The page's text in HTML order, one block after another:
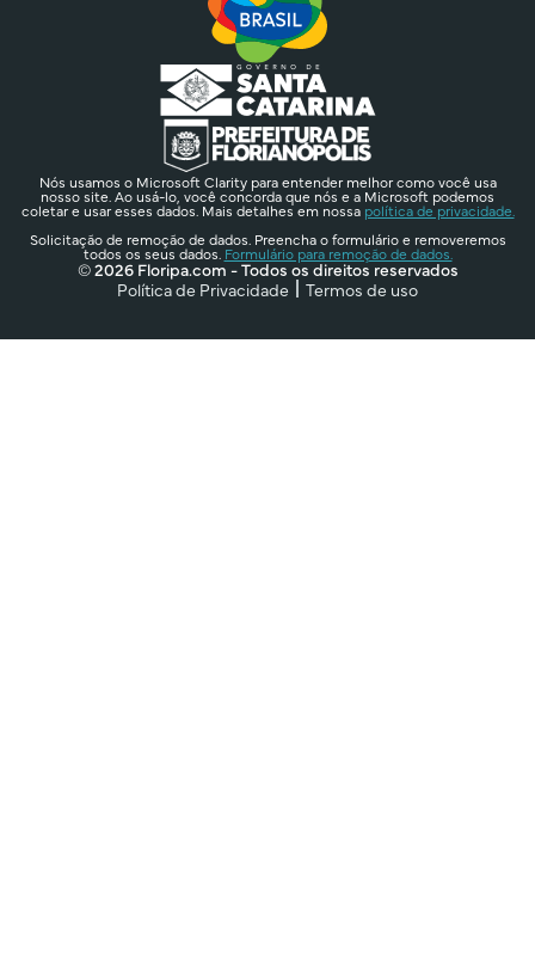
Nós usamos o Microsoft Clarity para entender melhor como você usa
nosso site. Ao usá-lo, você concorda que nós e a Microsoft podemos
coletar e usar esses dados. Mais detalhes em nossa política de privacidade.
Solicitação de remoção de dados. Preencha o formulário e removeremos
todos os seus dados. Formulário para remoção de dados.
© 2026 Floripa.com - Todos os direitos reservados
Política de Privacidade
Termos de uso